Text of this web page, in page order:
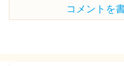
コメントを